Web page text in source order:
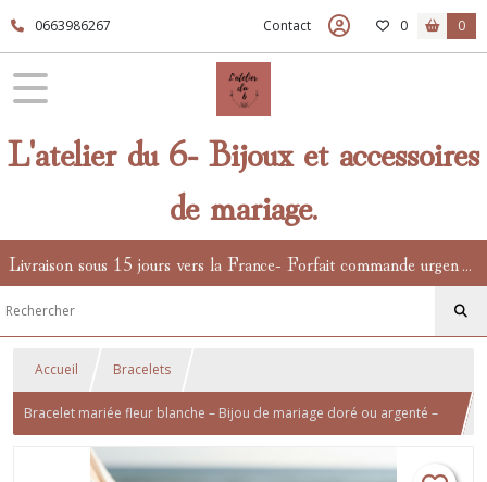
0663986267 Contact 0 0
L'atelier du 6- Bijoux et accessoires
de mariage.
Livraison sous 15 jours vers la France- Forfait commande urgente en supplément.
Accueil Bracelets
Bracelet mariée fleur blanche – Bijou de mariage doré ou argenté –
Fleur en tissu et perle – Bracelet ajustable assorti au collier et